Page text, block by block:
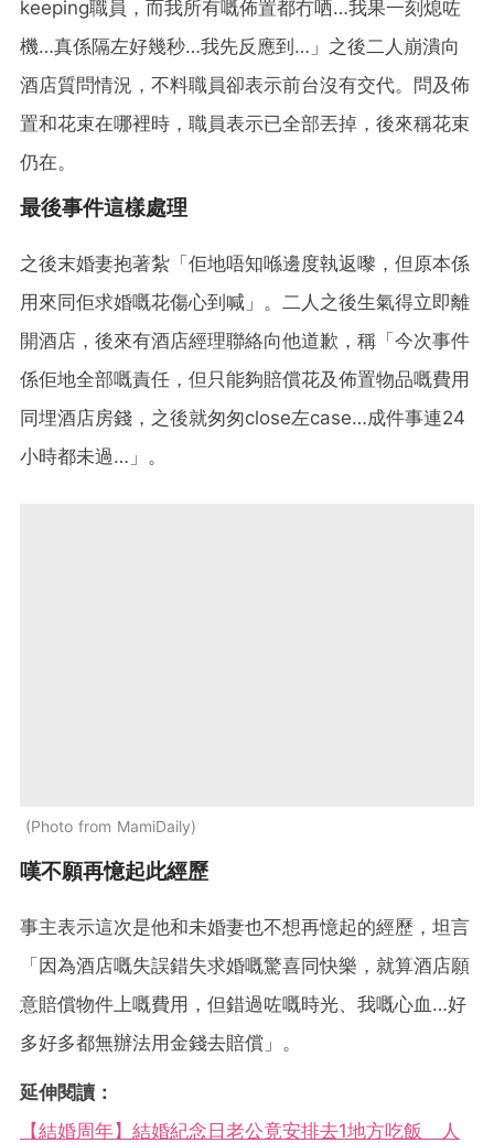
keeping職員，而我所有嘅佈置都冇哂…我果一刻熄咗
機…真係隔左好幾秒…我先反應到…」之後二人崩潰向
酒店質問情況，不料職員卻表示前台沒有交代。問及佈
置和花束在哪裡時，職員表示已全部丟掉，後來稱花束
仍在。
最後事件這樣處理
之後末婚妻抱著紮「佢地唔知喺邊度執返嚟，但原本係
用來同佢求婚嘅花傷心到喊」。二人之後生氣得立即離
開酒店，後來有酒店經理聯絡向他道歉，稱「今次事件
係佢地全部嘅責任，但只能夠賠償花及佈置物品嘅費用
同埋酒店房錢，之後就匆匆close左case…成件事連24
小時都未過…」。
Photo from MamiDaily
嘆不願再憶起此經歷
事主表示這次是他和未婚妻也不想再憶起的經歷，坦言
「因為酒店嘅失誤錯失求婚嘅驚喜同快樂，就算酒店願
意賠償物件上嘅費用，但錯過咗嘅時光、我嘅心血…好
多好多都無辦法用金錢去賠償」。
延伸閱讀：
【結婚周年】結婚紀念日老公竟安排去1地方吃飯 人